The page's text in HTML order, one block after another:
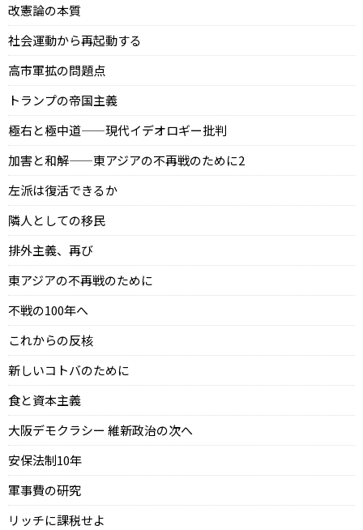
改憲論の本質
社会運動から再起動する
高市軍拡の問題点
トランプの帝国主義
極右と極中道——現代イデオロギー批判
加害と和解——東アジアの不再戦のために2
左派は復活できるか
隣人としての移民
排外主義、再び
東アジアの不再戦のために
不戦の100年へ
これからの反核
新しいコトバのために
食と資本主義
大阪デモクラシー 維新政治の次へ
安保法制10年
軍事費の研究
リッチに課税せよ